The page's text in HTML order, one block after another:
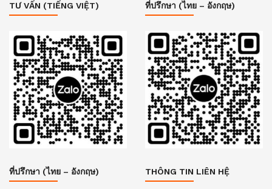
TƯ VẤN (TIẾNG VIỆT) ที่ปรึกษา (ไทย – อังกฤษ)
ที่ปรึกษา (ไทย – อังกฤษ) THÔNG TIN LIÊN HỆ